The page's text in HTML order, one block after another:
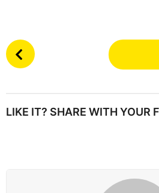
P
o
P
LIKE IT? SHARE WITH YOUR